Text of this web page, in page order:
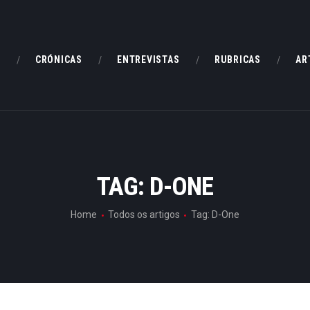
CRÓNICAS ENTREVISTAS RUBRICAS
TAG: D-ONE
Home Todos os artigos Tag: D-One
CRÓNICAS